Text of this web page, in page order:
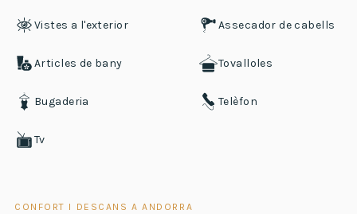
Vistes a l'exterior Assecador de cabells
Articles de bany Tovalloles
Bugaderia Telèfon
Tv
CONFORT I DESCANS A ANDORRA